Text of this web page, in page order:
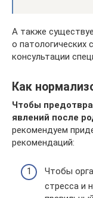
А также
о патологических
консультации
Как
Чтобы
явлений после
рекомендуем
рекомендаций:
Чтобы
стресса и